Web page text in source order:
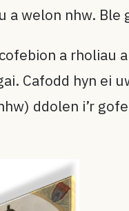
a welon nhw.
a rholiau
Cafodd hyn ei
ddolen i’r